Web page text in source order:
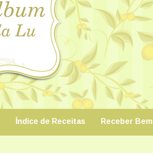
Índice de Receitas Receber Bem